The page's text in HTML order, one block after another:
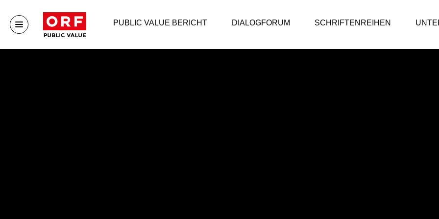
PUBLIC VALUE BERICHT DIALOGFORUM SCHRIFTENREIHEN